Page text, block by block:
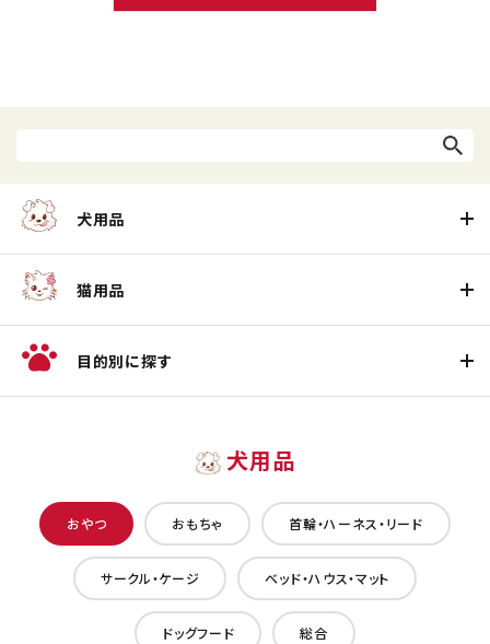
犬用品
猫用品
目的別に探す
犬用品
おやつ おもちゃ 首輪・ハーネス・リード
サークル・ケージ ベッド・ハウス・マット
ドッグフード 総合